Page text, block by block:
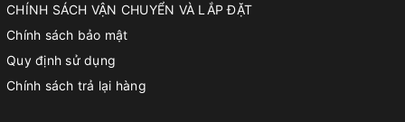
CHÍNH SÁCH VẬN CHUYỂN VÀ LẮP ĐẶT
Chính sách bảo mật
Quy định sử dụng
Chính sách trả lại hàng